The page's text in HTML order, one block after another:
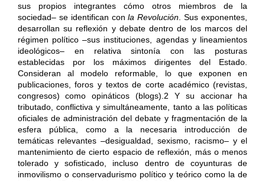
sus propios integrantes cómo otros miembros de la
sociedad– se identifican conla Revolución . Sus exponentes,
desarrollan su reflexión y debate dentro de los marcos del
régimen político –sus instituciones, agendas y lineamientos
ideológicos– en relativa sintonía con las posturas
establecidas por los máximos dirigentes del Estado.
Consideran al modelo reformable, lo que exponen en
publicaciones, foros y textos de corte académico (revistas,
congresos) como opináticos (blogs).2 Y su accionar ha
tributado, conflictiva y simultáneamente, tanto a las políticas
oficiales de administración del debate y fragmentación de la
esfera pública, como a la necesaria introducción de
temáticas relevantes –desigualdad, sexismo, racismo– y el
mantenimiento de cierto espacio de reflexión, más o menos
tolerado y sofisticado, incluso dentro de coyunturas de
inmovilismo o conservadurismo político y teórico como la de